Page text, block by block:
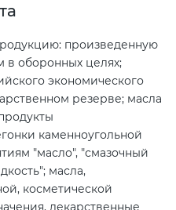
произведенную
в оборонных целях;
экономического
резерве; масла
каменноугольной
"масло", "смазочный
масла,
косметической
лекарственные